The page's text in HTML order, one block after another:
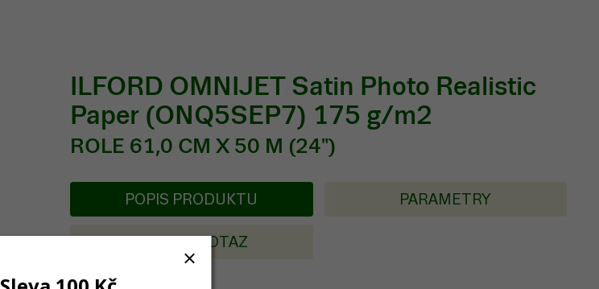
ILFORD OMNIJET Satin Photo Realistic
Paper (ONQ5SEP7) 175 g/m2
ROLE 61,0 CM X 50 M (24")
POPIS PRODUKTU PARAMETRY
POSLAT DOTAZ